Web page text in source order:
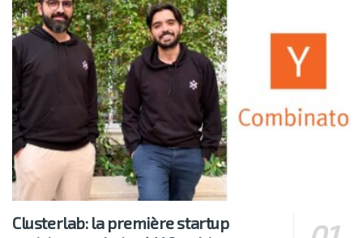
Clusterlab: la première startup